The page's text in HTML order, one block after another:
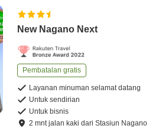
New Nagano Next
Pembatalan gratis
Layanan minuman selamat datang
Untuk sendirian
Untuk bisnis
2 mntjalan kaki dariStasiun Nagano